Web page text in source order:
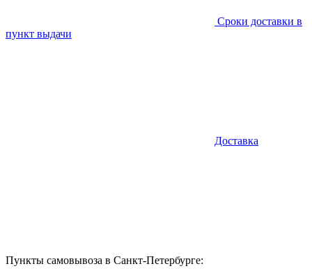
Сроки доставки в
пункт выдачи
Доставка
Пункты самовывоза в Санкт-Петербурге: